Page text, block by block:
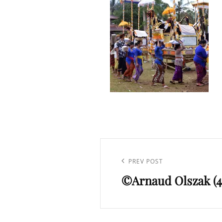
l’article
Previous
Post
PREV POST
©Arnaud Olszak